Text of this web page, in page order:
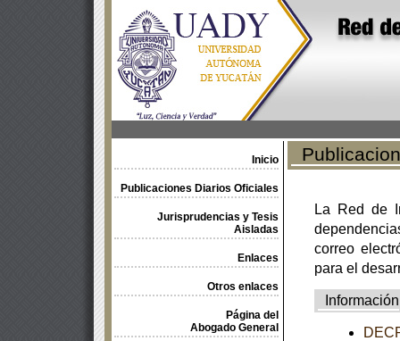
Inicio
Publicaciones Diarios Oficiales
Jurisprudencias y Tesis
Aisladas
Enlaces
Otros enlaces
Página del
Abogado General
La Red de
correo
para el
Información